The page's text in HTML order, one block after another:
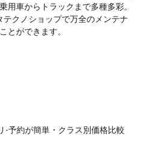
用車からトラックまで多種多彩。
クノショップで万全のメンテナ
とができます。
-予約が簡単・クラス別価格比較